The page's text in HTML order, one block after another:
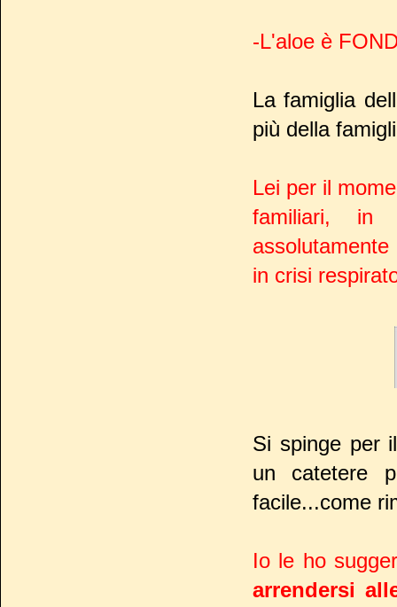
-L'aloe è
La famiglia
più della
Lei per il
familiari, in
in crisi
Si spinge per
un catetere
facile...come
Io le ho
arrendersi